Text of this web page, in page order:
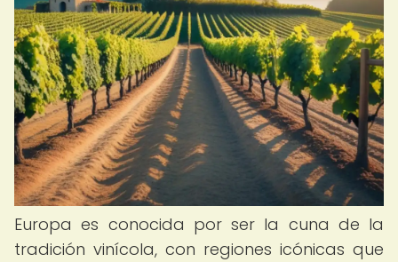
Europa es conocida por ser la cuna de la
tradición vinícola, con regiones icónicas que